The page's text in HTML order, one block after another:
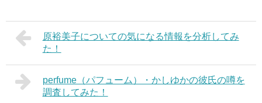
原裕美子についての気になる情報を分析してみ
た！
perfume（パフューム）・かしゆかの彼氏の噂を
調査してみた！